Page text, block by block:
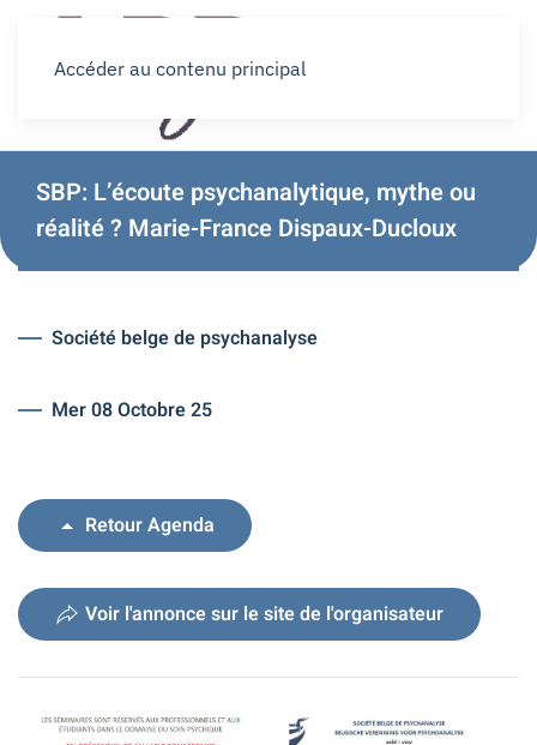
Accéder au contenu principal
SBP: L’écoute psychanalytique, mythe ou
réalité ? Marie-France Dispaux-Ducloux
Société belge de psychanalyse
Mer 08 Octobre 25
Retour Agenda
Voir l'annonce sur le site de l'organisateur